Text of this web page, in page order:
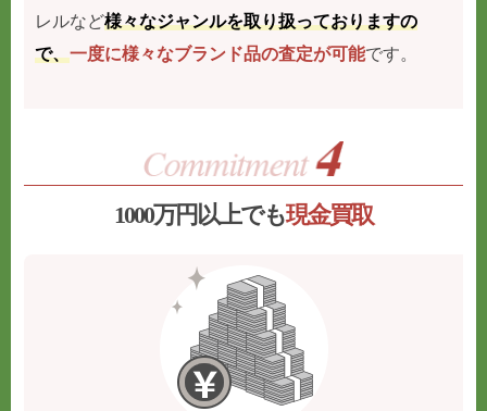
レルなど様々なジャンルを取り扱っておりますの
で、一度に様々なブランド品の査定が可能です。
1000万円以上でも現金買取